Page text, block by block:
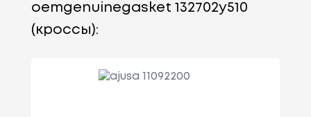
oemgenuinegasket 132702y510
(кроссы):